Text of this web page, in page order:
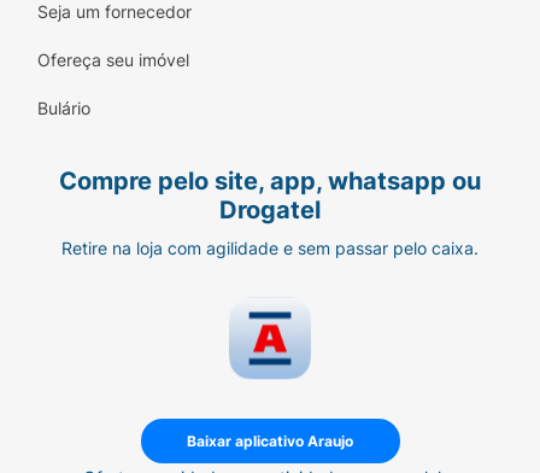
Seja um fornecedor
Ofereça seu imóvel
Bulário
Compre pelo site, app, whatsapp ou
Drogatel
Retire na loja com agilidade e sem passar pelo caixa.
Baixar aplicativo Araujo